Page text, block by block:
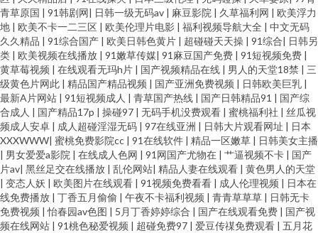
青草原国 | 91韩剧网| 日韩一级无码av | 麻豆影院 | 久草福利网 | 欧美浮力
地 | 欧美不卡一二三区 | 欧美伦理片电影 | 福利视频导航大全 | 中文无码
久久精品 | 91综合国产 | 欧美日韩色黄片 | 超碰碰天天操 | 91综合| 日韩另
类 | 欧美视频在线播放 | 91嫩草传媒| 91麻豆国产免费 | 91短视频免费 |
黄草莓视频 | 在线观看无玛h片 | 国产视频精品在线 | 男人的天堂18禁 | 三
级黄色片网此 | 精品国产精品视频 | 国产亚洲免费视频 | 日韩欧美巨乳 |
最新A片网站 | 91短视频成人 | 青草国产热线 | 国产日韩精品91 | 国产综
合成人 | 国产精品17p | 操碰97 | 无码手机没费观看 | 蜜桃福利社 | 丝瓜视
频成人安卓 | 成人超碰淫湿无码 | 97在线亚洲 | 日韩大片观看网址 | 日本
XXXWWW| 蜜桃免费影院cc | 91在线软件 | 精品一区嫩草 | 日韩美女主播
| 男女爱爱a影院 | 在线成人色网 | 91网国产尤物在 | 艹逼视频不卡 | 国产
片av| 黑丝足交在线播放 | 乱伦网站| 精品人妻在线观看 | 黄色男人的天堂
| 变态人妖 | 欧美图片在线观看 | 91视频免费看看 | 成人伦理视频 | 日本在
线免费播放 | 丁香五月偷偷 | 午夜不卡福利视频 | 青青草草草 | 日韩无卡
免费视频 |怡春园av色图 | 5月丁香婷婷综合 | 国产在线观看免费 | 国产视
频在线网站 | 91桃色秘爱视频 | 超碰免费97 | 爱豆传禖免费观看 | 五月花